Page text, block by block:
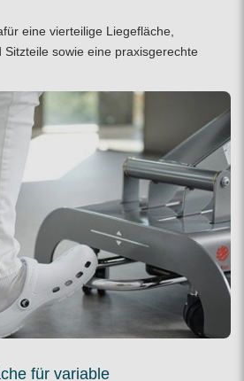
eine vierteilige Liegefläche,
sowie eine praxisgerechte
für variable